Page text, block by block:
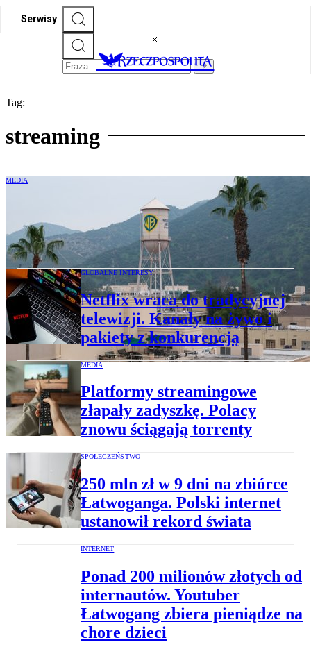
Serwisy
Tag:
streaming
MEDIA
Paramount Skydance przegrywa targi o
termin procesu ws. WBD. Wyniki słabym
pocieszeniem
GLOBALNE INTERESY
Netflix wraca do tradycyjnej
telewizji. Kanały na żywo i
pakiety z konkurencją
MEDIA
Platformy streamingowe
złapały zadyszkę. Polacy
znowu ściągają torrenty
SPOŁECZEŃSTWO
250 mln zł w 9 dni na zbiórce
Łatwoganga. Polski internet
ustanowił rekord świata
INTERNET
Ponad 200 milionów złotych od
internautów. Youtuber
Łatwogang zbiera pieniądze na
chore dzieci